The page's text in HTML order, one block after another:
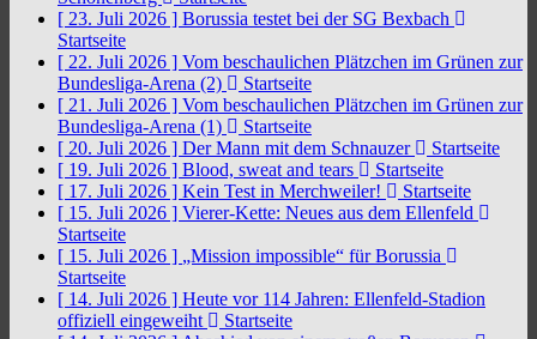
[ 23. Juli 2026 ] Borussia testet bei der SG Bexbach
Startseite
[ 22. Juli 2026 ] Vom beschaulichen Plätzchen im Grünen zur
Bundesliga-Arena (2)
Startseite
[ 21. Juli 2026 ] Vom beschaulichen Plätzchen im Grünen zur
Bundesliga-Arena (1)
Startseite
[ 20. Juli 2026 ] Der Mann mit dem Schnauzer
Startseite
[ 19. Juli 2026 ] Blood, sweat and tears
Startseite
[ 17. Juli 2026 ] Kein Test in Merchweiler!
Startseite
[ 15. Juli 2026 ] Vierer-Kette: Neues aus dem Ellenfeld
Startseite
[ 15. Juli 2026 ] „Mission impossible“ für Borussia
Startseite
[ 14. Juli 2026 ] Heute vor 114 Jahren: Ellenfeld-Stadion
offiziell eingeweiht
Startseite